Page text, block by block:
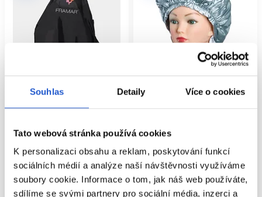
Souhlas Detaily Více o cookies
Tato webová stránka používá cookies
K personalizaci obsahu a reklam, poskytování funkcí
sociálních médií a analýze naší návštěvnosti využíváme
soubory cookie. Informace o tom, jak náš web používáte,
sdílíme se svými partnery pro sociální média, inzerci a
Framar pláštenka na barvení
Framar
731 Kč
Oficiální distribuce
Čepice na trvalou Alu-Cap super
Sibel
Kadeřnické potřeby
258 Kč